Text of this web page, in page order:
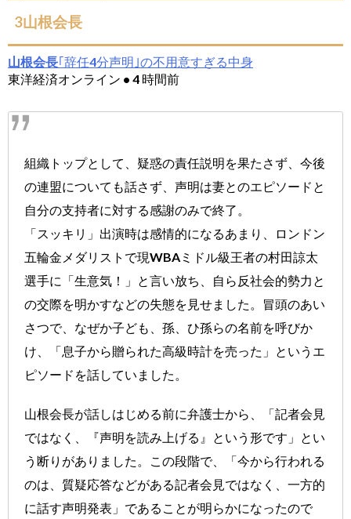
3山根会長
山根会長｢辞任4分声明｣の不用意すぎる中身
東洋経済オンライン • 4 時間前
組織トップとして、疑惑の責任説明を果たさず、今後
の連盟についても話さず、声明は妻とのエピソードと
自分の支持者に対する感謝のみで終了。
「スッキリ」出演時は感情的になるあまり、ロンドン
五輪金メダリストで現WBAミドル級王者の村田諒太
選手に「生意気！」と言い放ち、自ら反社会的勢力と
の交際を明かすなどの失態を見せました。冒頭のあい
さつで、なぜか子ども、孫、ひ孫らの名前を呼びか
け、「息子から贈られた高級時計を売った」というエ
ピソードを話していました。
山根会長が話しはじめる前に弁護士から、「記者会見
ではなく、『声明を読み上げる』という形です」とい
う断りがありました。この段階で、「今から行われる
のは、質疑応答などがある記者会見ではなく、一方的
に話す声明発表」であることが明らかになったので